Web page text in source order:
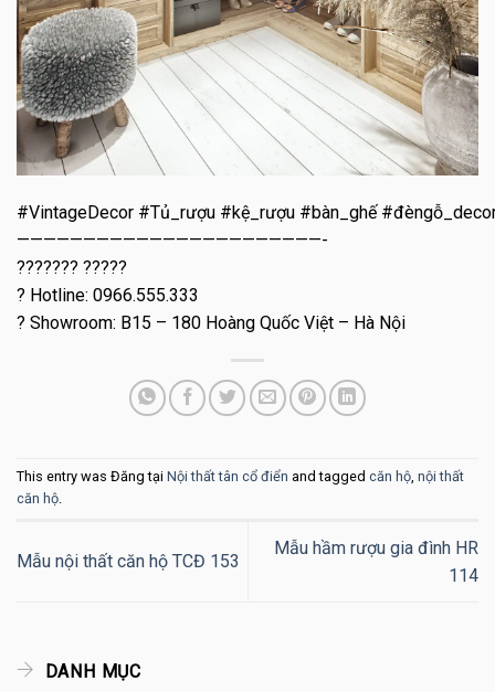
#VintageDecor #Tủ_rượu #kệ_rượu #bàn_ghế
———————————————————————-
??????? ?????
? Hotline: 0966.555.333
? Showroom: B15 – 180 Hoàng Quốc Việt – Hà Nội
This entry was Đăng tại Nội thất tân cổ điển and tagged căn hộ nội thất
căn hộ
Mẫu nội thất căn hộ TCĐ 153
Mẫu hầm rượu gia đình HR
114
DANH MỤC